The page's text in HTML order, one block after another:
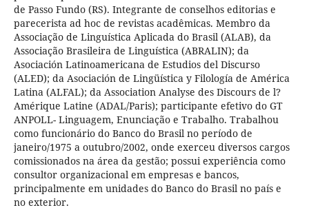
de Passo Fundo (RS). Integrante de conselhos editorias e
parecerista ad hoc de revistas acadêmicas. Membro da
Associação de Linguística Aplicada do Brasil (ALAB), da
Associação Brasileira de Linguística (ABRALIN); da
Asociación Latinoamericana de Estudios del Discurso
(ALED); da Asociación de Lingüística y Filología de América
Latina (ALFAL); da Association Analyse des Discours de l?
Amérique Latine (ADAL/Paris); participante efetivo do GT
ANPOLL- Linguagem, Enunciação e Trabalho. Trabalhou
como funcionário do Banco do Brasil no período de
janeiro/1975 a outubro/2002, onde exerceu diversos cargos
comissionados na área da gestão; possui experiência como
consultor organizacional em empresas e bancos,
principalmente em unidades do Banco do Brasil no país e
no exterior.